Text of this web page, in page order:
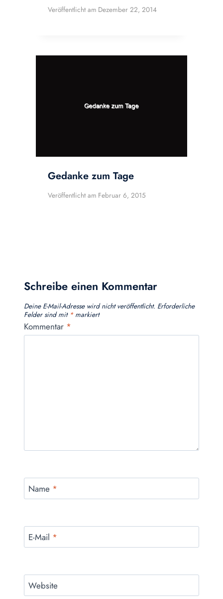
Veröffentlicht am Dezember 22, 2014
Gedanke zum Tage
Veröffentlicht am Februar 6, 2015
Schreibe einen Kommentar
Deine E-Mail-Adresse wird nicht veröffentlicht. Erforderliche
Felder sind mit *markiert
Kommentar *
Name *
E-Mail *
Website